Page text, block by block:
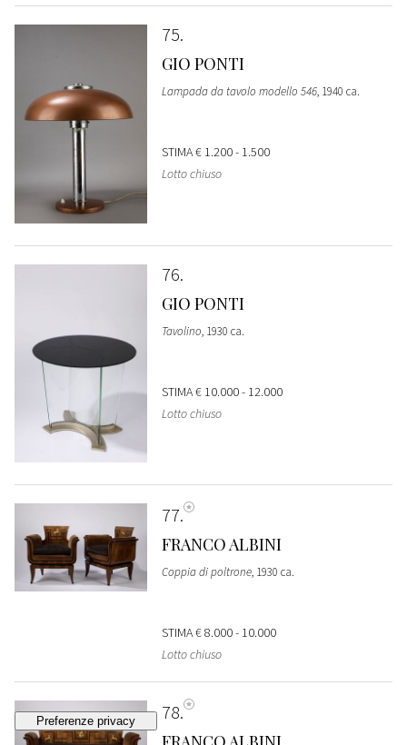
75
GIO PONTI
Lampada da tavolo modello 546, 1940 ca.
STIMA€ 1.200 - 1.500
Lotto chiuso
76
GIO PONTI
Tavolino, 1930 ca.
STIMA€ 10.000 - 12.000
Lotto chiuso
77
FRANCO ALBINI
Coppia di poltrone, 1930 ca.
STIMA€ 8.000 - 10.000
Lotto chiuso
78